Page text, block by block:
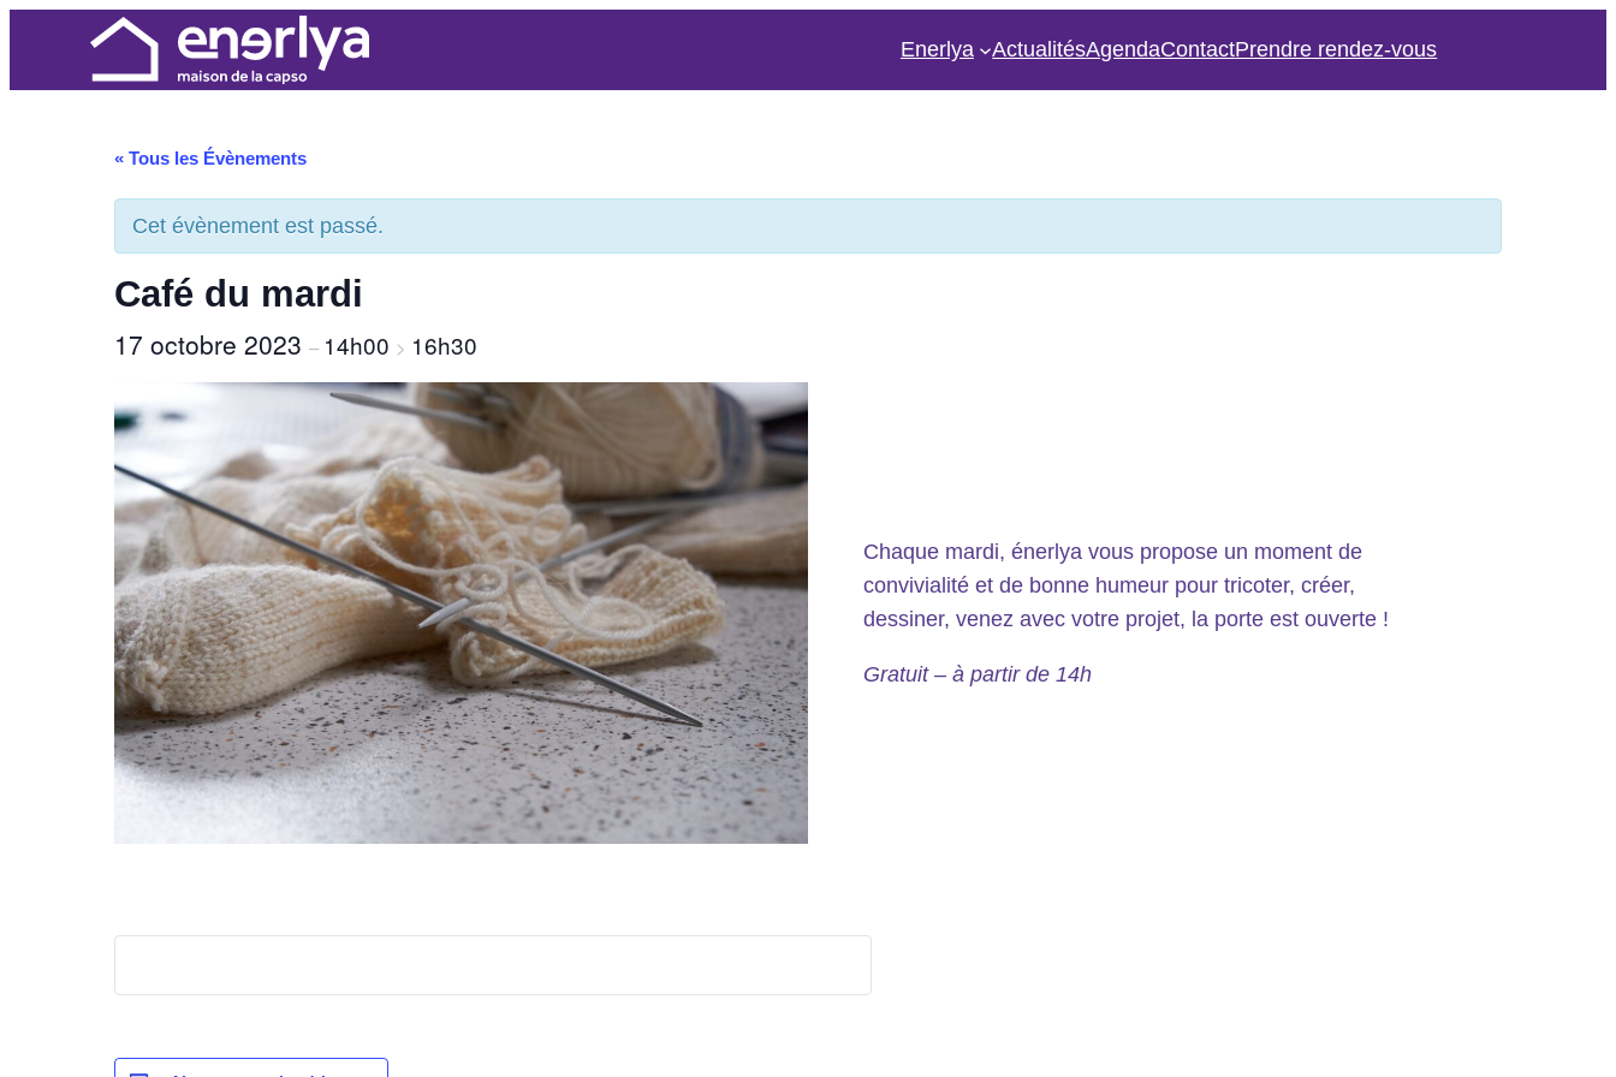
Enerlya ActualitésAgendaContactPrendre rendez-vous
« Tous les Évènements
Cet évènement est passé.
Café du mardi
17 octobre 2023– 14h00 > 16h30
Chaque mardi, énerlya vous propose un moment de
convivialité et de bonne humeur pour tricoter, créer,
dessiner, venez avec votre projet, la porte est ouverte !
Gratuit – à partir de 14h